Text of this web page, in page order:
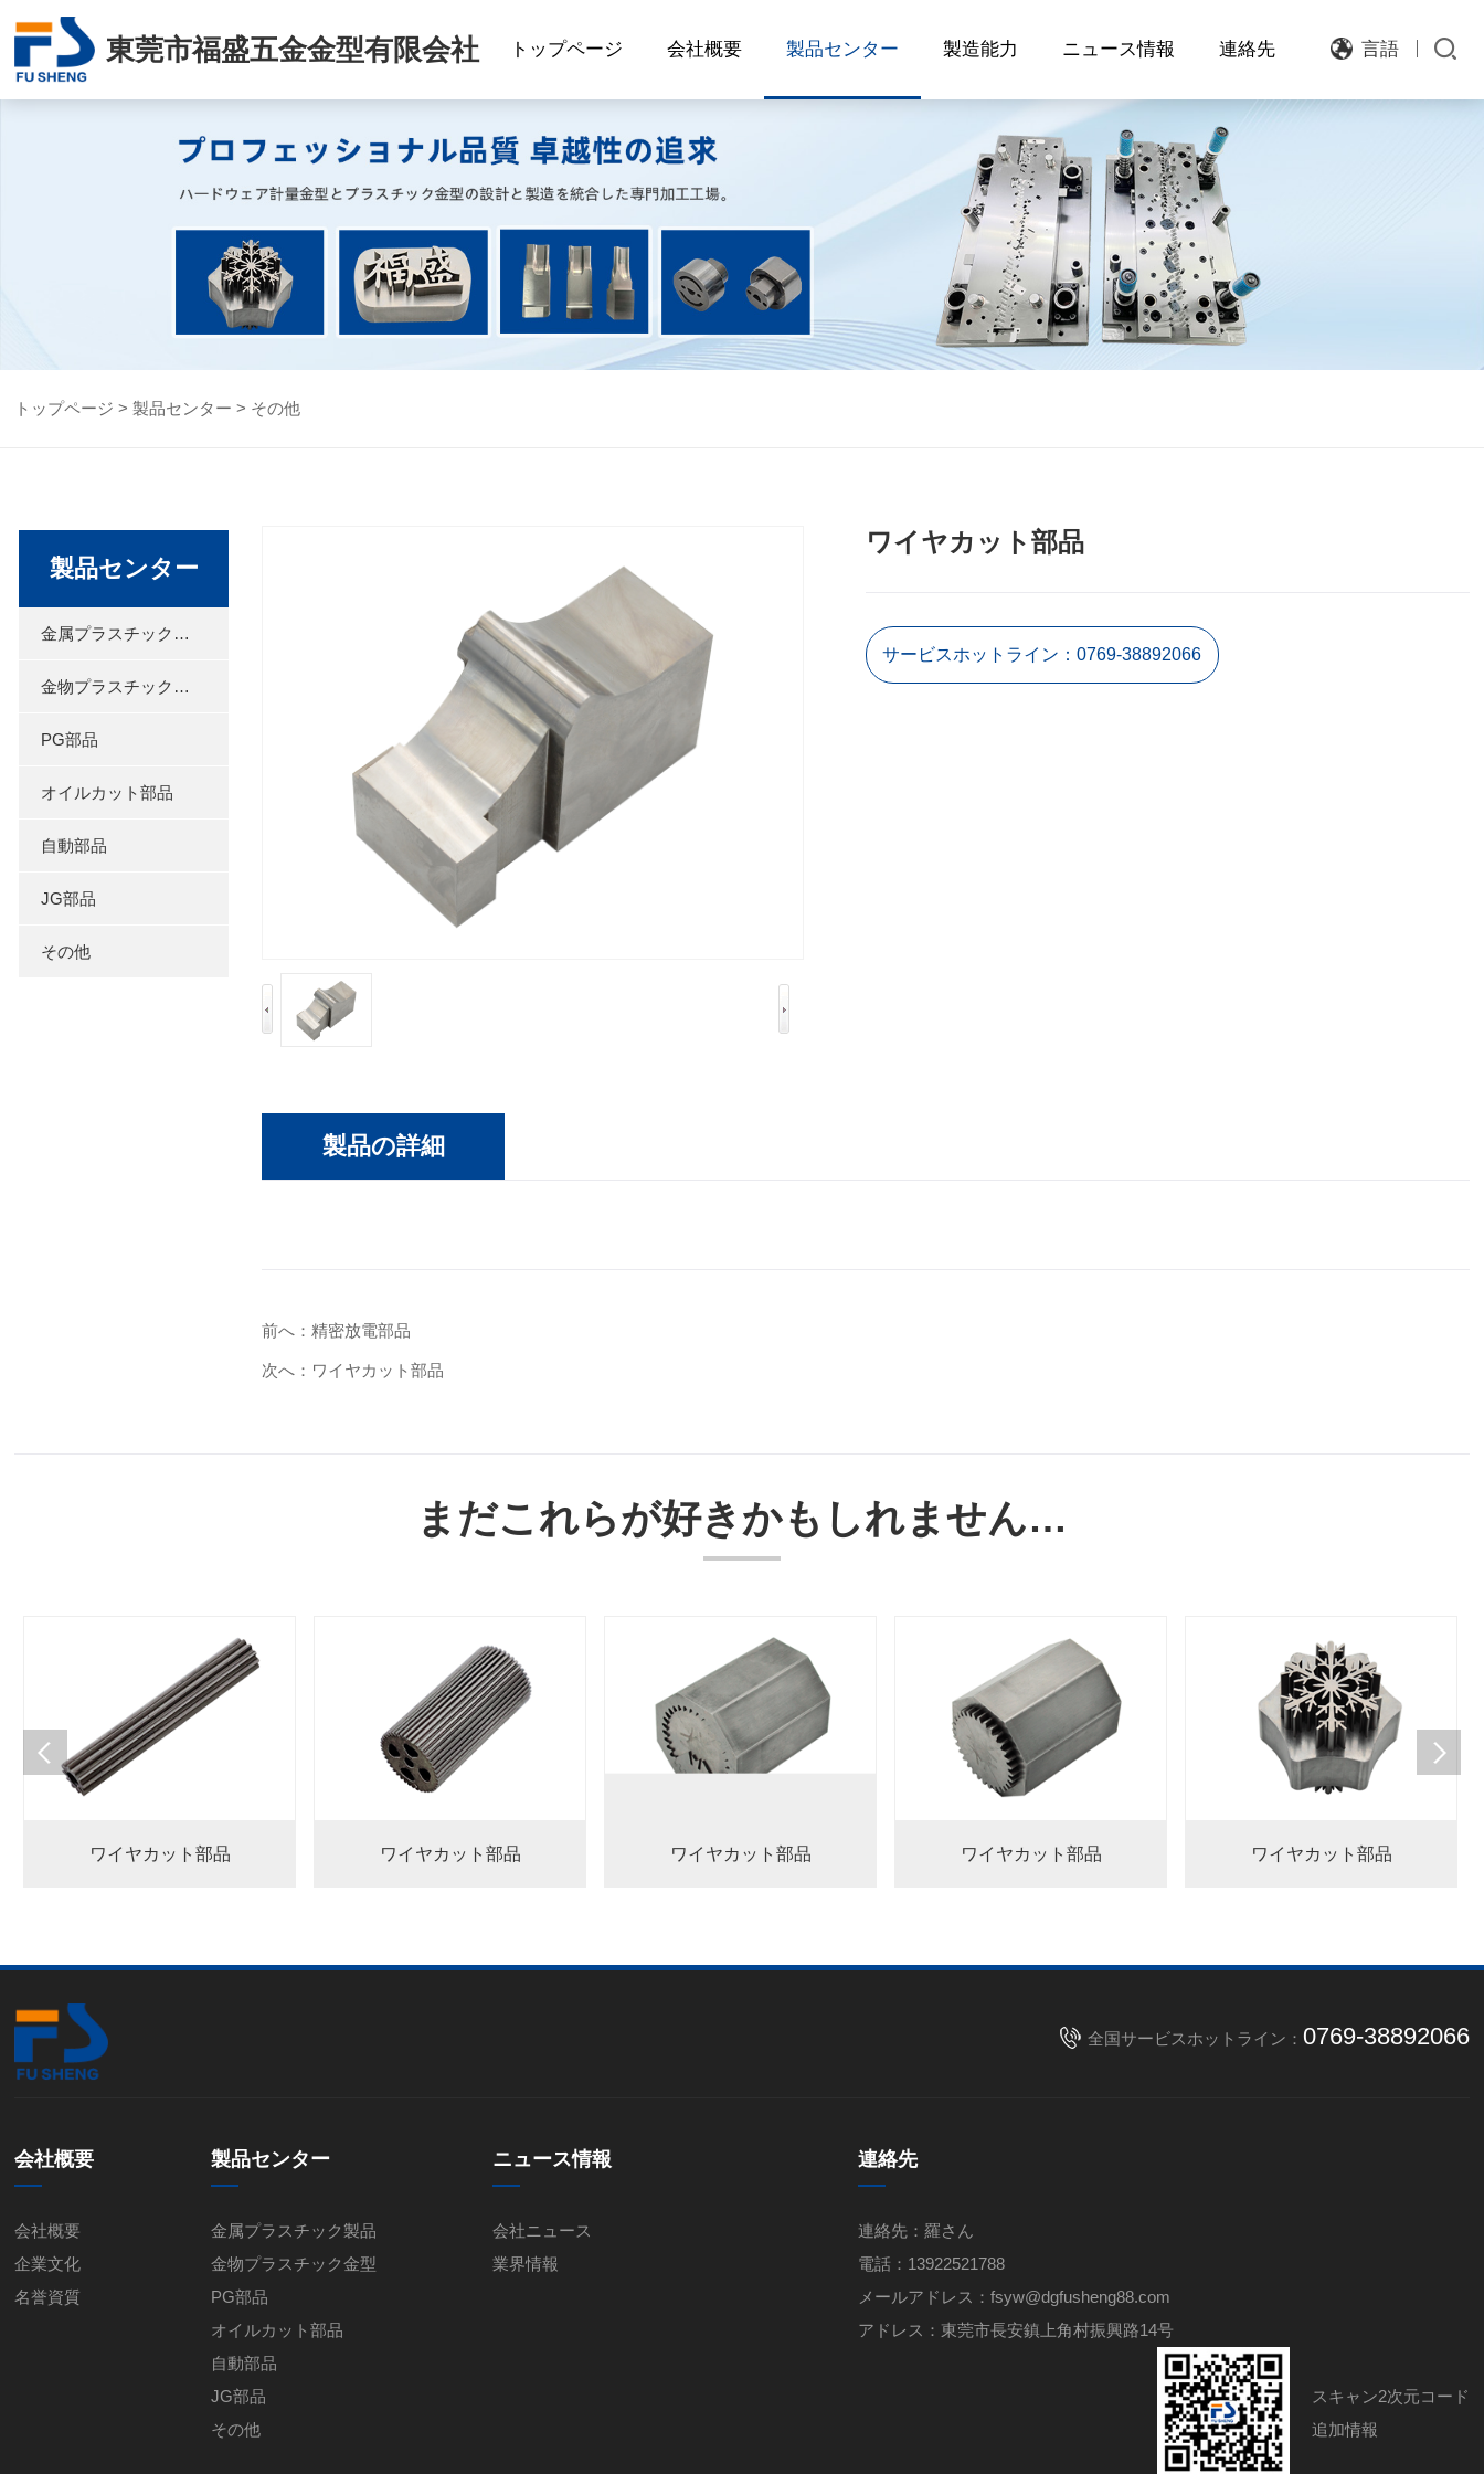
東莞市福盛五金金型有限会社 トップページ 会社概要 製品センター 製造能力 ニュース情報 連絡先 言語
トップページ >製品センター > その他
製品センター
金属プラスチック製品
金物プラスチック金型
PG部品
オイルカット部品
自動部品
JG部品
その他
ワイヤカット部品
サービスホットライン：0769-38892066
製品の詳細
前へ：精密放電部品
次へ：ワイヤカット部品
まだこれらが好きかもしれません…
ワイヤカット部品 ワイヤカット部品 ワイヤカット部品 ワイヤカット部品 ワイヤカット部品
全国サービスホットライン： 0769-38892066
会社概要
会社概要
企業文化
名誉資質
製品センター
金属プラスチック製品
金物プラスチック金型
PG部品
オイルカット部品
自動部品
JG部品
その他
ニュース情報
会社ニュース
業界情報
連絡先
連絡先：羅さん
電話：13922521788
メールアドレス：fsyw@dgfusheng88.com
アドレス：東莞市長安鎮上角村振興路14号
スキャン2次元コード
追加情報